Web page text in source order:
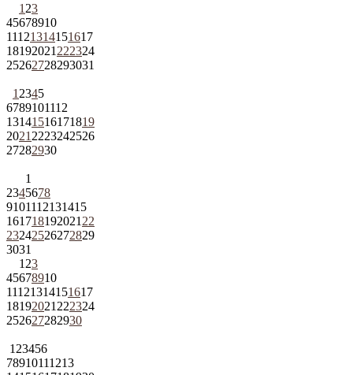
1 23
45678910
11121314151617
18192021 222324
25262728293031
1 2345
6789101112
13141516171819
2021 2223242526
27282930
1
2345678
9101112131415
161718192021 22
23242526272829
3031
1 23
45678910
11121314151617
18192021 222324
252627282930
1 23456
78910111213